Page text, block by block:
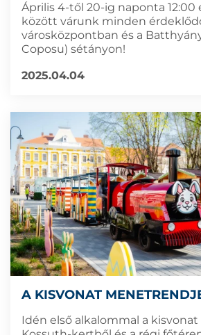
Április 4-től 20-ig naponta 12:00
között várunk minden
városközpontban és a
Coposu) sétányon!
2025.04.04
A KISVONAT
Idén első alkalommal a kisvonat